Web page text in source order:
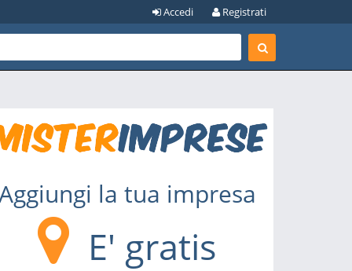
Registrati
Accedi
la tua impresa
E' gratis